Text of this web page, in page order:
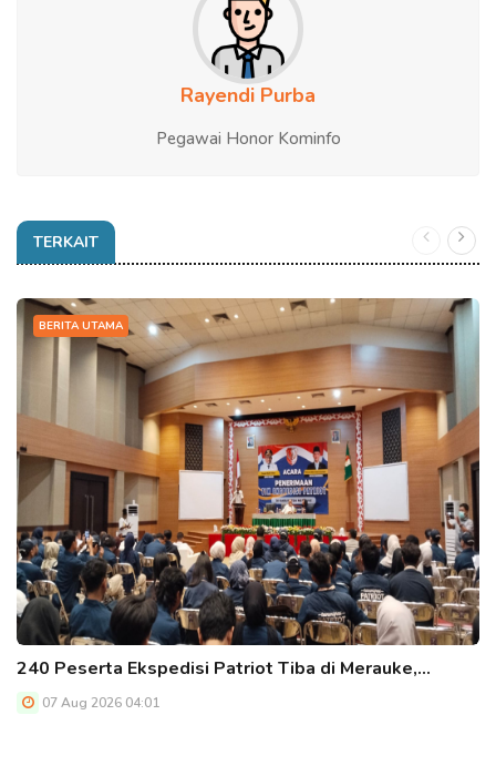
Rayendi Purba
Pegawai Honor Kominfo
TERKAIT
BERITA UTAMA
240 Peserta Ekspedisi Patriot Tiba di Merauke,…
07 Aug 2026 04:01